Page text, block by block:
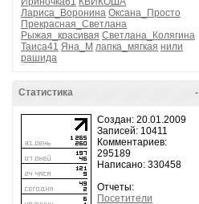
Лариса_Воронина Оксана_Просто
Прекрасная_Светлана
Рыжая_красивая Светлана_Колягина
Таиса41 Яна_М лапка_мягкая нили
рашида
-
Статистика
Создан: 20.01.2009
Записей: 10411
Комментариев:
295189
Написано: 330458
Отчеты:
Посетители